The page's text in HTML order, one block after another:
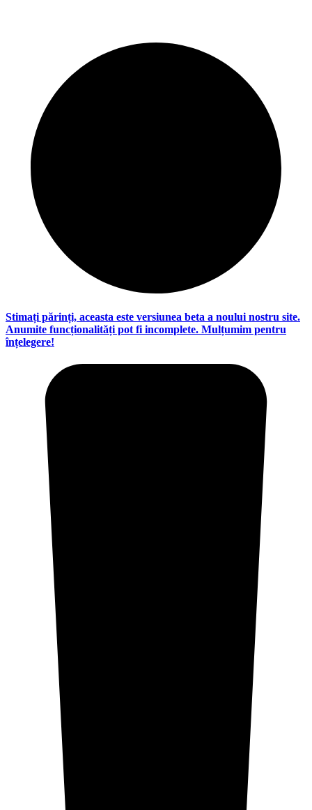
Stimați părinți, aceasta este versiunea beta a noului nostru site.
Anumite funcționalități pot fi incomplete. Mulțumim pentru
înțelegere!